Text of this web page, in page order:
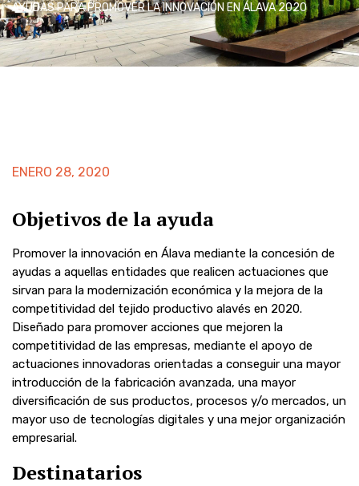
AYUDAS PARA PROMOVER LA INNOVACIÓN EN ÁLAVA 2020
ENERO 28, 2020
Objetivos de la ayuda
Promover la innovación en Álava mediante la concesión de
ayudas a aquellas entidades que realicen actuaciones que
sirvan para la modernización económica y la mejora de la
competitividad del tejido productivo alavés en 2020.
Diseñado para promover acciones que mejoren la
competitividad de las empresas, mediante el apoyo de
actuaciones innovadoras orientadas a conseguir una mayor
introducción de la fabricación avanzada, una mayor
diversificación de sus productos, procesos y/o mercados, un
mayor uso de tecnologías digitales y una mejor organización
empresarial.
Destinatarios